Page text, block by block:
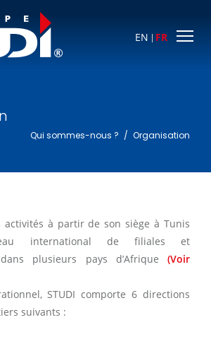
EN FR
Qui sommes-nous ? / Organisation
activités à partir de son siège à Tunis
international de filiales et
plusieurs pays d’Afrique (Voir
STUDI comporte 6 directions
suivants :